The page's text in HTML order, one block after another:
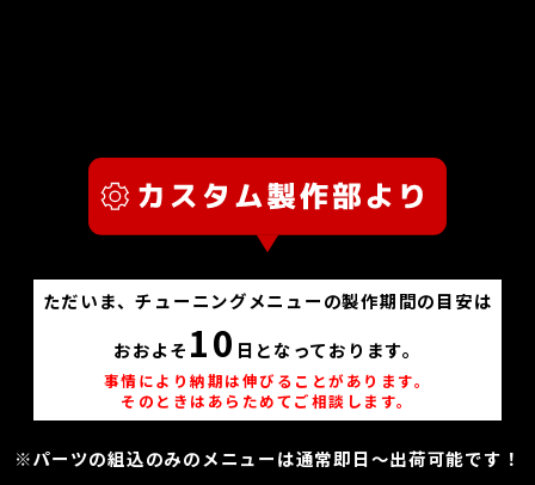
ただいま、チューニングメニューの製作期間の目安は
おおよそ 10 日となっております。
事情により納期は伸びることがあります。
そのときはあらためてご相談します。
※パーツの組込のみのメニューは通常即日～出荷可能です！